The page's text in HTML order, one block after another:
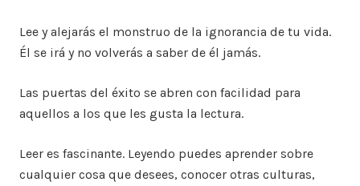
Lee y alejarás el monstruo de la ignorancia de tu vida.
Él se irá y no volverás a saber de él jamás.
Las puertas del éxito se abren con facilidad para
aquellos a los que les gusta la lectura.
Leer es fascinante. Leyendo puedes aprender sobre
cualquier cosa que desees, conocer otras culturas,